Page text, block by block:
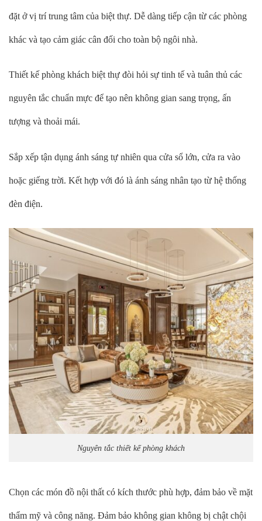
đặt ở vị trí trung tâm của biệt thự. Dễ dàng tiếp cận từ các phòng
khác và tạo cảm giác cân đối cho toàn bộ ngôi nhà.
Thiết kế phòng khách biệt thự đòi hỏi sự tinh tế và tuân thủ các
nguyên tắc chuẩn mực để tạo nên không gian sang trọng, ấn
tượng và thoải mái.
Sắp xếp tận dụng ánh sáng tự nhiên qua cửa sổ lớn, cửa ra vào
hoặc giếng trời. Kết hợp với đó là ánh sáng nhân tạo từ hệ thống
đèn điện.
Nguyên tắc thiết kế phòng khách
Chọn các món đồ nội thất có kích thước phù hợp, đảm bảo về mặt
thẩm mỹ và công năng. Đảm bảo không gian không bị chật chội